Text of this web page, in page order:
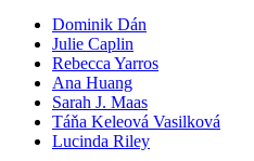
Dominik Dán
Julie Caplin
Rebecca Yarros
Ana Huang
Sarah J. Maas
Táňa Keleová Vasilková
Lucinda Riley